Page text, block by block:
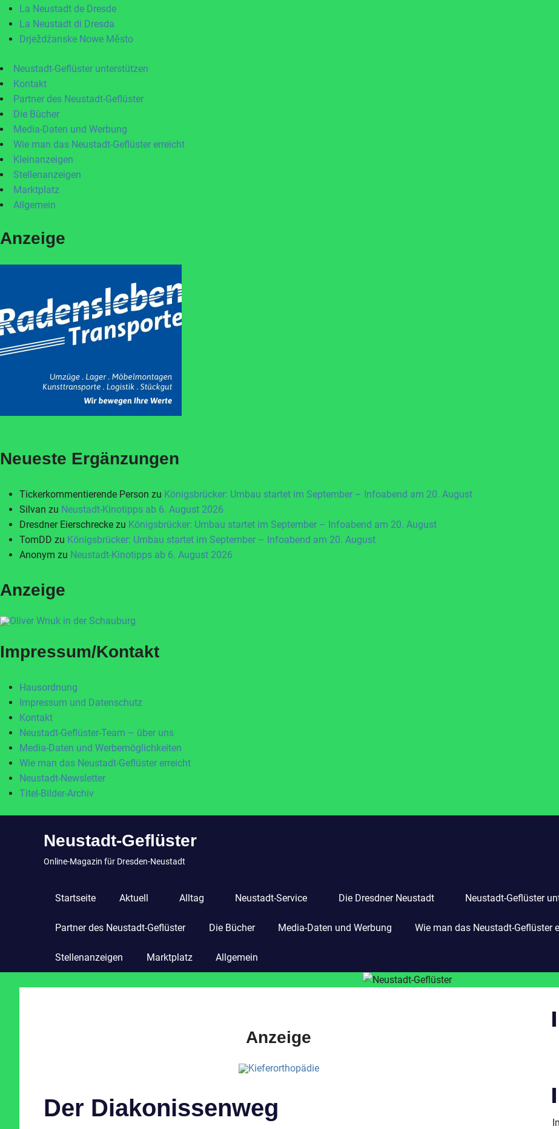
La Neustadt de Dresde
La Neustadt di Dresda
Drježdźanske Nowe Město
Neustadt-Geflüster unterstützen
Kontakt
Partner des Neustadt-Geflüster
Die Bücher
Media-Daten und Werbung
Wie man das Neustadt-Geflüster erreicht
Kleinanzeigen
Stellenanzeigen
Marktplatz
Allgemein
Anzeige
Neueste Ergänzungen
Tickerkommentierende Person zu Königsbrücker: Umbau startet im September – Infoabend am 20. August
Silvan zu Neustadt-Kinotipps ab 6. August 2026
Dresdner Eierschrecke zu Königsbrücker: Umbau startet im September – Infoabend am 20. August
TomDD zu Königsbrücker: Umbau startet im September – Infoabend am 20. August
Anonym zu Neustadt-Kinotipps ab 6. August 2026
Anzeige
Impressum/Kontakt
Hausordnung
Impressum und Datenschutz
Kontakt
Neustadt-Geflüster-Team – über uns
Media-Daten und Werbemöglichkeiten
Wie man das Neustadt-Geflüster erreicht
Neustadt-Newsletter
Titel-Bilder-Archiv
Neustadt-Geflüster
Online-Magazin für Dresden-Neustadt
Startseite Aktuell Alltag Neustadt-Service Die Dresdner Neustadt Neustadt-Geflüster
Partner des Neustadt-Geflüster Die Bücher Media-Daten und Werbung Wie man das Neustadt-Geflüster
Stellenanzeigen Marktplatz Allgemein
Anzeige
Der Diakonissenweg